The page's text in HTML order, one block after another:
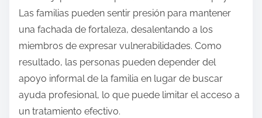
Las familias pueden sentir presión para mantener
una fachada de fortaleza, desalentando a los
miembros de expresar vulnerabilidades. Como
resultado, las personas pueden depender del
apoyo informal de la familia en lugar de buscar
ayuda profesional, lo que puede limitar el acceso a
un tratamiento efectivo.